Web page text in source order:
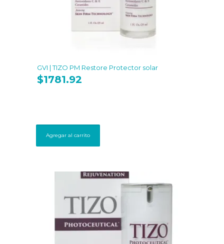
GVI | TIZO PM Restore Protector solar
$1781.92
Agregar al carrito